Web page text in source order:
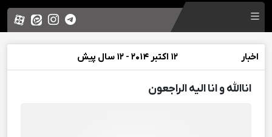
اخبار 12 اکتبر 2014 - 12 سال پیش
اناالله و انا الیه الراجعون